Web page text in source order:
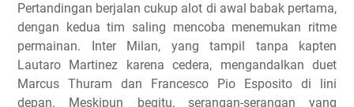
Pertandingan berjalan cukup alot di awal babak pertama,
dengan kedua tim saling mencoba menemukan ritme
permainan. Inter Milan, yang tampil tanpa kapten
Lautaro Martinez karena cedera, mengandalkan duet
Marcus Thuram dan Francesco Pio Esposito di lini
depan. Meskipun begitu, serangan-serangan yang